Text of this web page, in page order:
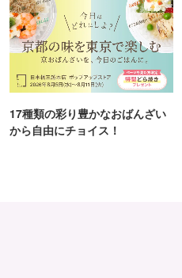
17種類の彩り豊かなおばんざい
から自由にチョイス！